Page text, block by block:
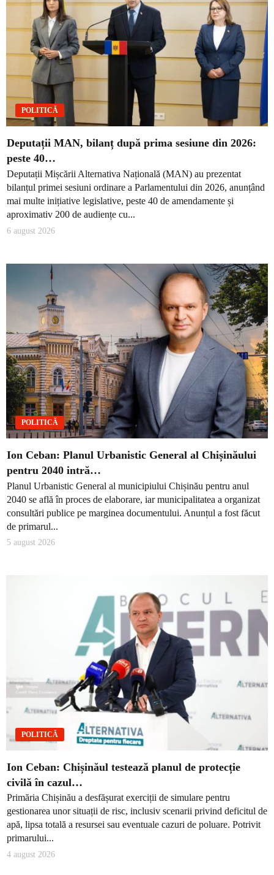
POLITICĂ
Deputații MAN, bilanț după prima sesiune din 2026:
peste 40…
Deputații Mișcării Alternativa Națională (MAN) au prezentat
bilanțul primei sesiuni ordinare a Parlamentului din 2026, anunțând
mai multe inițiative legislative, peste 40 de amendamente și
aproximativ 200 de audiențe cu...
6 august 2026
POLITICĂ
Ion Ceban: Planul Urbanistic General al Chișinăului
pentru 2040 intră…
Planul Urbanistic General al municipiului Chișinău pentru anul
2040 se află în proces de elaborare, iar municipalitatea a organizat
consultări publice pe marginea documentului. Anunțul a fost făcut
de primarul...
5 august 2026
POLITICĂ
Ion Ceban: Chișinăul testează planul de protecție
civilă în cazul…
Primăria Chișinău a desfășurat exerciții de simulare pentru
gestionarea unor situații de risc, inclusiv scenarii privind deficitul de
apă, lipsa totală a resursei sau eventuale cazuri de poluare. Potrivit
primarului...
4 august 2026